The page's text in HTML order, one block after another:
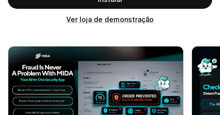
Ver loja de demonstração